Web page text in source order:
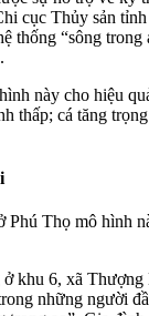
cục Thủy sản
thống “sông
này cho hiệu
thấp; cá tăng
Phú Thọ mô hình
khu 6, xã Thượng
những người